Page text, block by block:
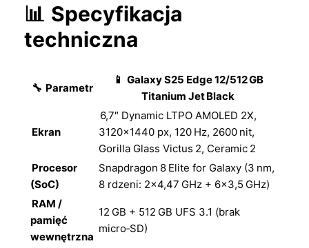
📊 Specyfikacja
techniczna
🔧 Parametr
📱 Galaxy S25 Edge 12/512 GB
Titanium Jet Black
Ekran
6,7″ Dynamic LTPO AMOLED 2X,
3120×1440 px, 120 Hz, 2600 nit,
Gorilla Glass Victus 2, Ceramic 2
Procesor
(SoC)
Snapdragon 8 Elite for Galaxy (3 nm,
8 rdzeni: 2×4,47 GHz + 6×3,5 GHz)
RAM /
pamięć
wewnętrzna
12 GB + 512 GB UFS 3.1 (brak
micro‑SD)